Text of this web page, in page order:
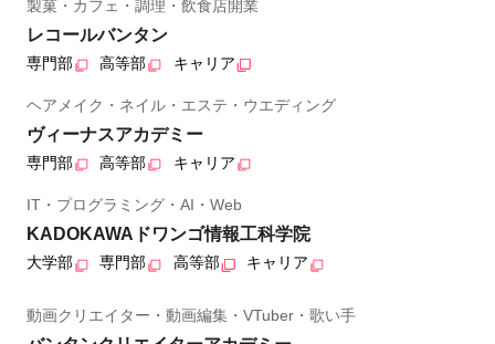
製菓・カフェ・調理・飲食店開業
レコールバンタン
専門部 高等部 キャリア
ヘアメイク・ネイル・エステ・ウエディング
ヴィーナスアカデミー
専門部 高等部 キャリア
IT・プログラミング・AI・Web
KADOKAWAドワンゴ情報工科学院
大学部 専門部 高等部 キャリア
動画クリエイター・動画編集・VTuber・歌い手